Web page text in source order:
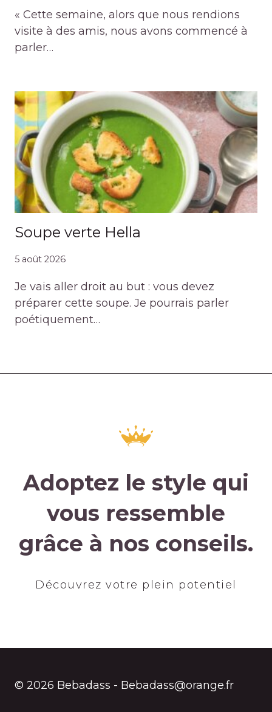
« Cette semaine, alors que nous rendions
visite à des amis, nous avons commencé à
parler…
Soupe verte Hella
5 août 2026
Je vais aller droit au but : vous devez
préparer cette soupe. Je pourrais parler
poétiquement…
Adoptez le style qui
vous ressemble
grâce à nos conseils.
Découvrez votre plein potentiel
© 2026 Bebadass - Bebadass@orange.fr